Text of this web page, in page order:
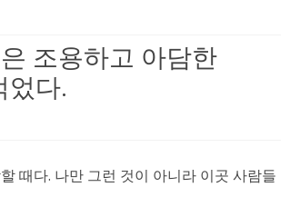
조용하고 아담한
었다.
때다. 나만 그런 것이 아니라 이곳 사람들